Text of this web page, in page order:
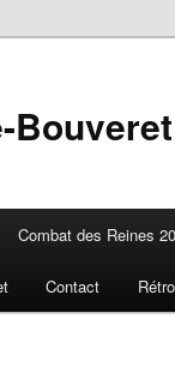
Bouveret
Combat des Reines
Contact